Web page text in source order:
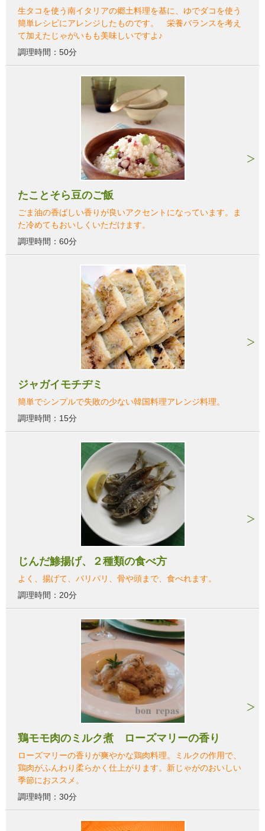
生タコを使う南イタリアの郷土料理を基に、ゆでダコを使う
簡単レシピにアレンジしたものです。 栄養バランスを考え
て加えたじゃがいもも美味しいですよ♪
調理時間：50分
たことそら豆のご飯
ごま油の香ばしい香りが良いアクセントになっています。ま
た冷めてもおいしくいただけます。
調理時間：60分
ジャガイモチヂミ
簡単でシンプルで失敗の少ない韓国料理アレンジ料理。
調理時間：15分
じんだ鯵揚げ、２種類の食べ方
よく、揚げて、パリパリ、骨や頭まで、食べれます。
調理時間：20分
鶏モモ肉のミルク煮 ローズマリーの香り
ローズマリーの香りが爽やかな鶏肉料理。ミルクの作用で、
鶏肉がふんわり柔らかく仕上がります。新じゃがのおいしい
季節におススメ。
調理時間：30分